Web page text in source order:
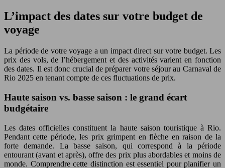
L’impact des dates sur votre budget de
voyage
La période de votre voyage a un impact direct sur votre budget. Les
prix des vols, de l’hébergement et des activités varient en fonction
des dates. Il est donc crucial de préparer votre séjour au Carnaval de
Rio 2025 en tenant compte de ces fluctuations de prix.
Haute saison vs. basse saison : le grand écart
budgétaire
Les dates officielles constituent la haute saison touristique à Rio.
Pendant cette période, les prix grimpent en flèche en raison de la
forte demande. La basse saison, qui correspond à la période
entourant (avant et après), offre des prix plus abordables et moins de
monde. Comprendre cette distinction est essentiel pour planifier un